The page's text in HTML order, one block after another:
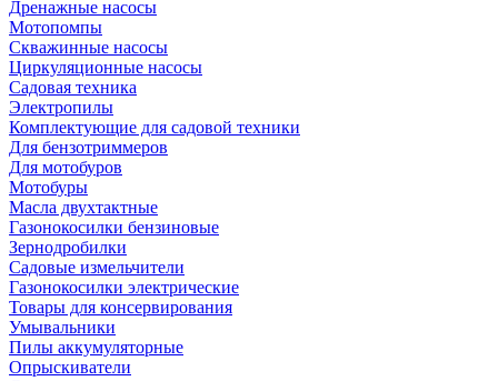
Дренажные насосы
Мотопомпы
Скважинные насосы
Циркуляционные насосы
Садовая техника
Электропилы
Комплектующие для садовой техники
Для бензотриммеров
Для мотобуров
Мотобуры
Масла двухтактные
Газонокосилки бензиновые
Зернодробилки
Садовые измельчители
Газонокосилки электрические
Товары для консервирования
Умывальники
Пилы аккумуляторные
Опрыскиватели